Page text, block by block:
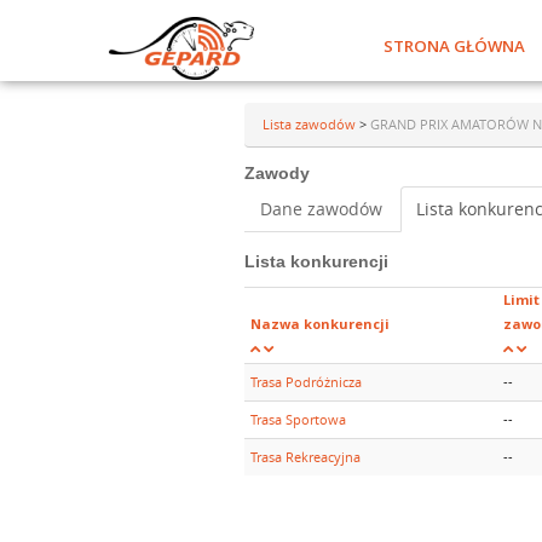
STRONA GŁÓWNA
Lista zawodów > GRAND PRIX AMATORÓW
Zawody
Dane zawodów Lista
Lista konkurencji
Nazwa konkurencji
Limit
Trasa Podróżnicza --
Trasa Sportowa --
Trasa Rekreacyjna --